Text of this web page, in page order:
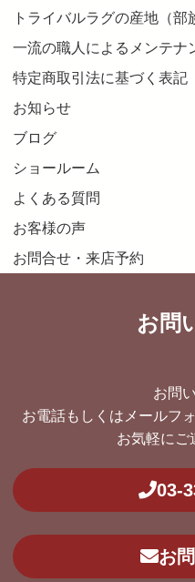
トライバルラグの産地（部
一流の職人によるメンテナ
特定商取引法に基づく表記
お知らせ
ブログ
ショールーム
よくある質問
お客様の声
お問合せ・来店予約
お問
お問
お電話もしくはメールフ
お気軽にご
03-
お